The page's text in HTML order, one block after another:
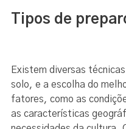
Tipos de
Existem diversas
solo, e a escolha do
fatores, como as
as características